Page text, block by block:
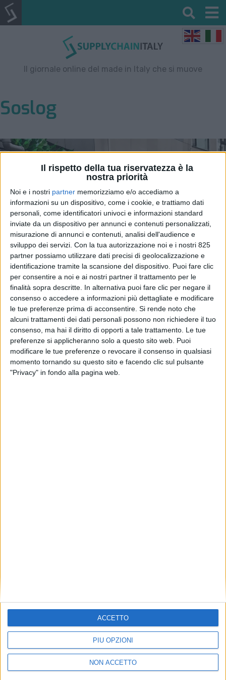
Il rispetto della tua riservatezza è la
nostra priorità
Noi e i nostri partner memorizziamo e/o accediamo a
informazioni su un dispositivo, come i cookie, e trattiamo dati
personali, come identificatori univoci e informazioni standard
inviate da un dispositivo per annunci e contenuti personalizzati,
misurazione di annunci e contenuti, analisi dell'audience e
sviluppo dei servizi. Con la tua autorizzazione noi e i nostri 825
partner possiamo utilizzare dati precisi di geolocalizzazione e
identificazione tramite la scansione del dispositivo. Puoi fare clic
per consentire a noi e ai nostri partner il trattamento per le
finalità sopra descritte. In alternativa puoi fare clic per negare il
consenso o accedere a informazioni più dettagliate e modificare
le tue preferenze prima di acconsentire. Si rende noto che
alcuni trattamenti dei dati personali possono non richiedere il tuo
consenso, ma hai il diritto di opporti a tale trattamento. Le tue
preferenze si applicheranno solo a questo sito web. Puoi
modificare le tue preferenze o revocare il consenso in qualsiasi
momento tornando su questo sito e facendo clic sul pulsante
"Privacy" in fondo alla pagina web.
PIÙ OPZIONI
NON ACCETTO
ACCETTO
Il giornale online del made in Italy che si muove
Soslog
SosLog avvia un osservatorio
sul greenwashing nella
logistica
LE ALTRE NEWS 3 MARZO 2022